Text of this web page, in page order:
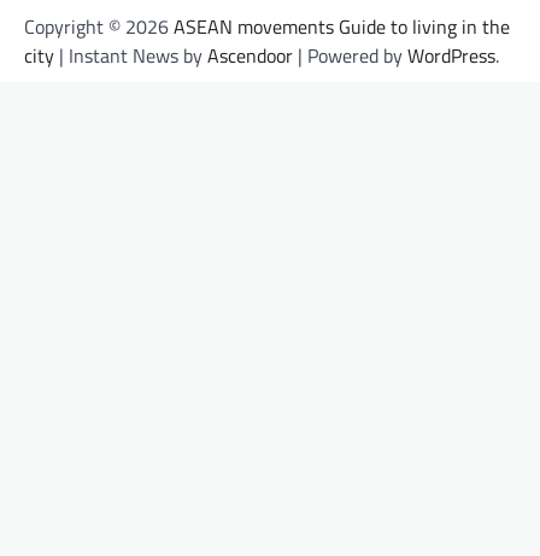
Copyright © 2026ASEAN movements Guide to living in the
city | Instant News byAscendoor | Powered byWordPress.